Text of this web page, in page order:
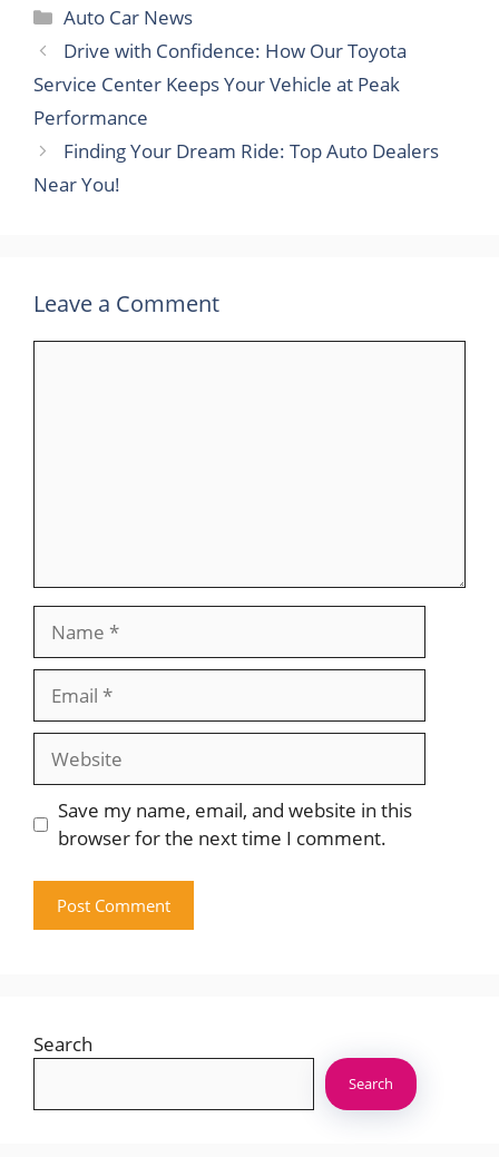
Categories
Auto Car News
Drive with Confidence: How Our Toyota
Service Center Keeps Your Vehicle at Peak
Performance
Finding Your Dream Ride: Top Auto Dealers
Near You!
Leave a Comment
Website
Save my name, email, and website in this
browser for the next time I comment.
Search
Search